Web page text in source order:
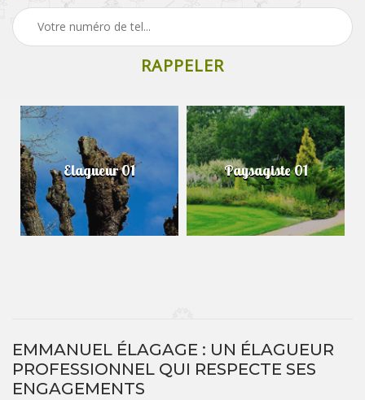
Elagueur 01 Paysagiste 01
EMMANUEL ÉLAGAGE : UN ÉLAGUEUR
PROFESSIONNEL QUI RESPECTE SES
ENGAGEMENTS